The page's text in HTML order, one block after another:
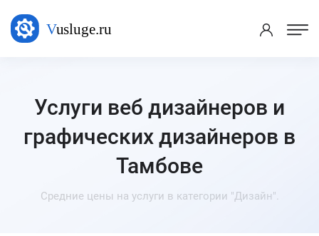
Услуги веб дизайнеров и
графических дизайнеров в
Тамбове
Средние цены на услуги в категории "Дизайн".